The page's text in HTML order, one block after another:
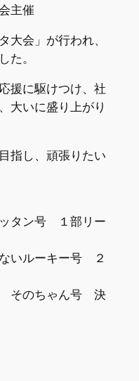
主催
大会」が行われ、
た。
援に駆けつけ、社
大いに盛り上がり
指し、頑張りたい
タン号 １部リー
いルーキー号 ２
そのちゃん号 決